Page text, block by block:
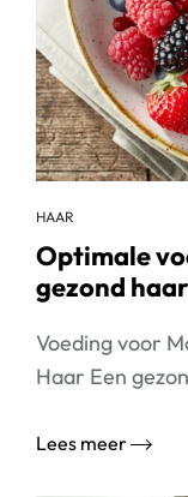
HAAR
Optimale
gezond haar
Voeding voor
Haar Een
Lees meer